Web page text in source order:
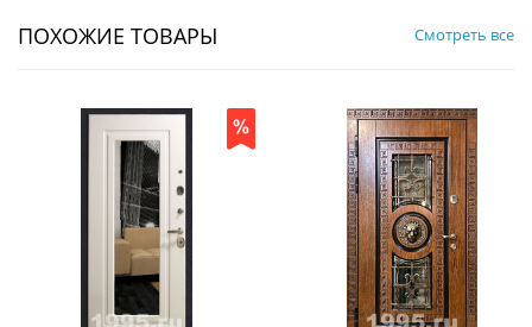
ПОХОЖИЕ ТОВАРЫ Смотреть все